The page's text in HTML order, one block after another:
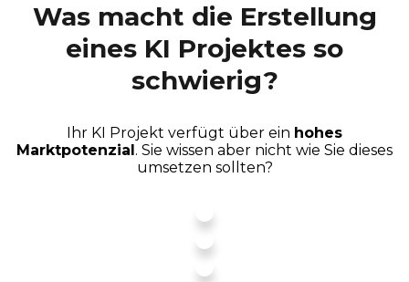
Was macht die Erstellung
eines KI Projektes so
schwierig?
Ihr KI Projekt verfügt über ein hohes
Marktpotenzial. Sie wissen aber nicht wie Sie dieses
umsetzen sollten?